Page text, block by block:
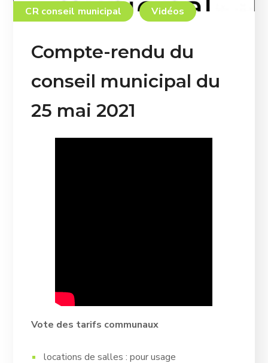
CR conseil municipal Vidéos
Compte-rendu du
conseil municipal du
25 mai 2021
Vote des tarifs communaux
locations de salles : pour usage